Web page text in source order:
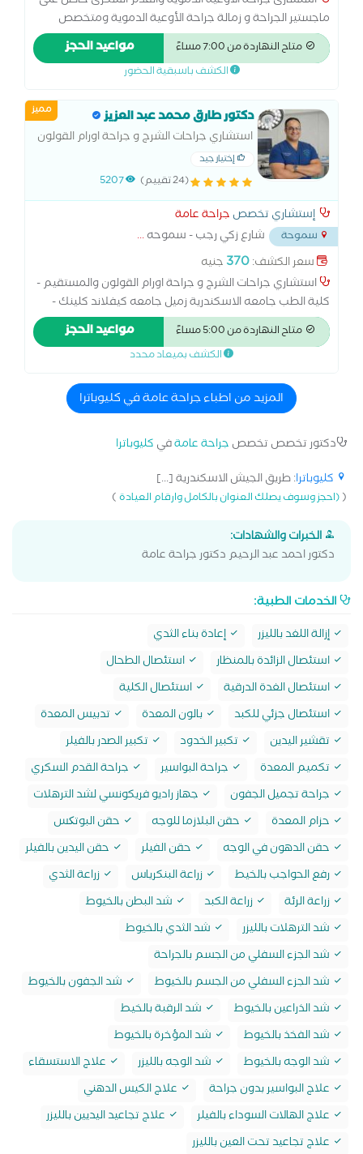
بدون جراحة علاج الكيس الدهني علاج الهالات السوداء بالفيلر
علاج تجاعيد اليديين بالليزر علاج تجاعيد تحت العين بالليزر عملية
استئصال الرحم بالمنظار عملية الغدة الدرقية عملية الفتاق
عملية اللوز عملية المرارة بالمنظار عملية الناسور عملية تحويل
الجفون عملية شد الذراعين عملية شد الرقبة عملية شد الفخذ
عملية شد المؤخرة عملية شد الوجه عملية شد اليدين
فراكشنال ليزر كولاجين للبشرة ميزوثيرابي للهالات السوداء
ماجستير الجراحة و زمالة جراحة الأوعية الدموية ومتخصص
بعلاج حالات القدم السكرى وقصور الدورة الدموية بالبالون
والقسطرة والدعامات علاج دوالى الساقين وحقن قرح الوريدية
حالات الفشل الكلوى وعمليات الشنط والقساطر .
متاح النهاردة من 7:00 مساءً مواعيد الحجز
الكشف باسبقية الحضور
مميز دكتور طارق محمد عبد العزيز
استشاري جراحات الشرج و جراحة اورام القولون
والمستقيم - كلية الطب جامعه الاسكندرية
زميل جامعه كيفلاند كلينك - اوهايو - الولايات
المتحده الامريكية زميل جامعه بيلور -
إختيار جيد
(24 تقييم) 5207
إستشاري تخصص جراحة عامة
سموحة شارع زكي رجب - سموحه
...
سعر الكشف:370 جنيه
استشاري جراحات الشرج و جراحة اورام القولون والمستقيم -
كلية الطب جامعه الاسكندرية زميل جامعه كيفلاند كلينك -
اوهايو - الولايات المتحده الامريكية زميل جامعه بيلور - تكساس
- الولايات المتحده الامريكية عضو جمعية جراحة الشرج و
متاح النهاردة من 5:00 مساءً مواعيد الحجز
الكشف بميعاد محدد
المزيد من اطباء جراحة عامة في كليوباترا
دكتور تخصص تخصص جراحة عامةفي كليوباترا
كليوباترا: طريق الجيش الاسكندرية [...]
((احجز وسوف يصلك العنوان بالكامل وارقام العيادة)
الخبرات والشهادات:
دكتور احمد عبد الرحيم دكتور جراحة عامة
الخدمات الطبية:
إزالة اللغد بالليزر
إعادة بناء الثدي
استئصال الزائدة بالمنظار
استئصال الطحال
استئصال الغدة الدرقية
استئصال الكلية
استئصال جزئي للكبد
بالون المعدة
تدبيس المعدة
تقشير اليدين
تكبير الخدود
تكبير الصدر بالفيلر
تكميم المعدة
جراحة البواسير
جراحة القدم السكري
جراحة تجميل الجفون
جهاز راديو فريكونسي لشد الترهلات
حزام المعدة
حقن البلازما للوجه
حقن البوتکس
حقن الدهون في الوجه
حقن الفيلر
حقن اليدين بالفيلر
رفع الحواجب بالخيط
زراعة البنكرياس
زراعة الثدي
زراعة الرئة
زراعة الكبد
شد البطن بالخيوط
شد الترهلات بالليزر
شد الثدي بالخيوط
شد الجزء السفلي من الجسم بالجراحة
شد الجزء السفلي من الجسم بالخيوط
شد الجفون بالخيوط
شد الذراعين بالخيوط
شد الرقبة بالخيط
شد الفخذ بالخيوط
شد المؤخرة بالخيوط
شد الوجه بالخيوط
شد الوجه بالليزر
علاج الاستسقاء
علاج البواسير بدون جراحة
علاج الكيس الدهني
علاج الهالات السوداء بالفيلر
علاج تجاعيد اليديين بالليزر
علاج تجاعيد تحت العين بالليزر